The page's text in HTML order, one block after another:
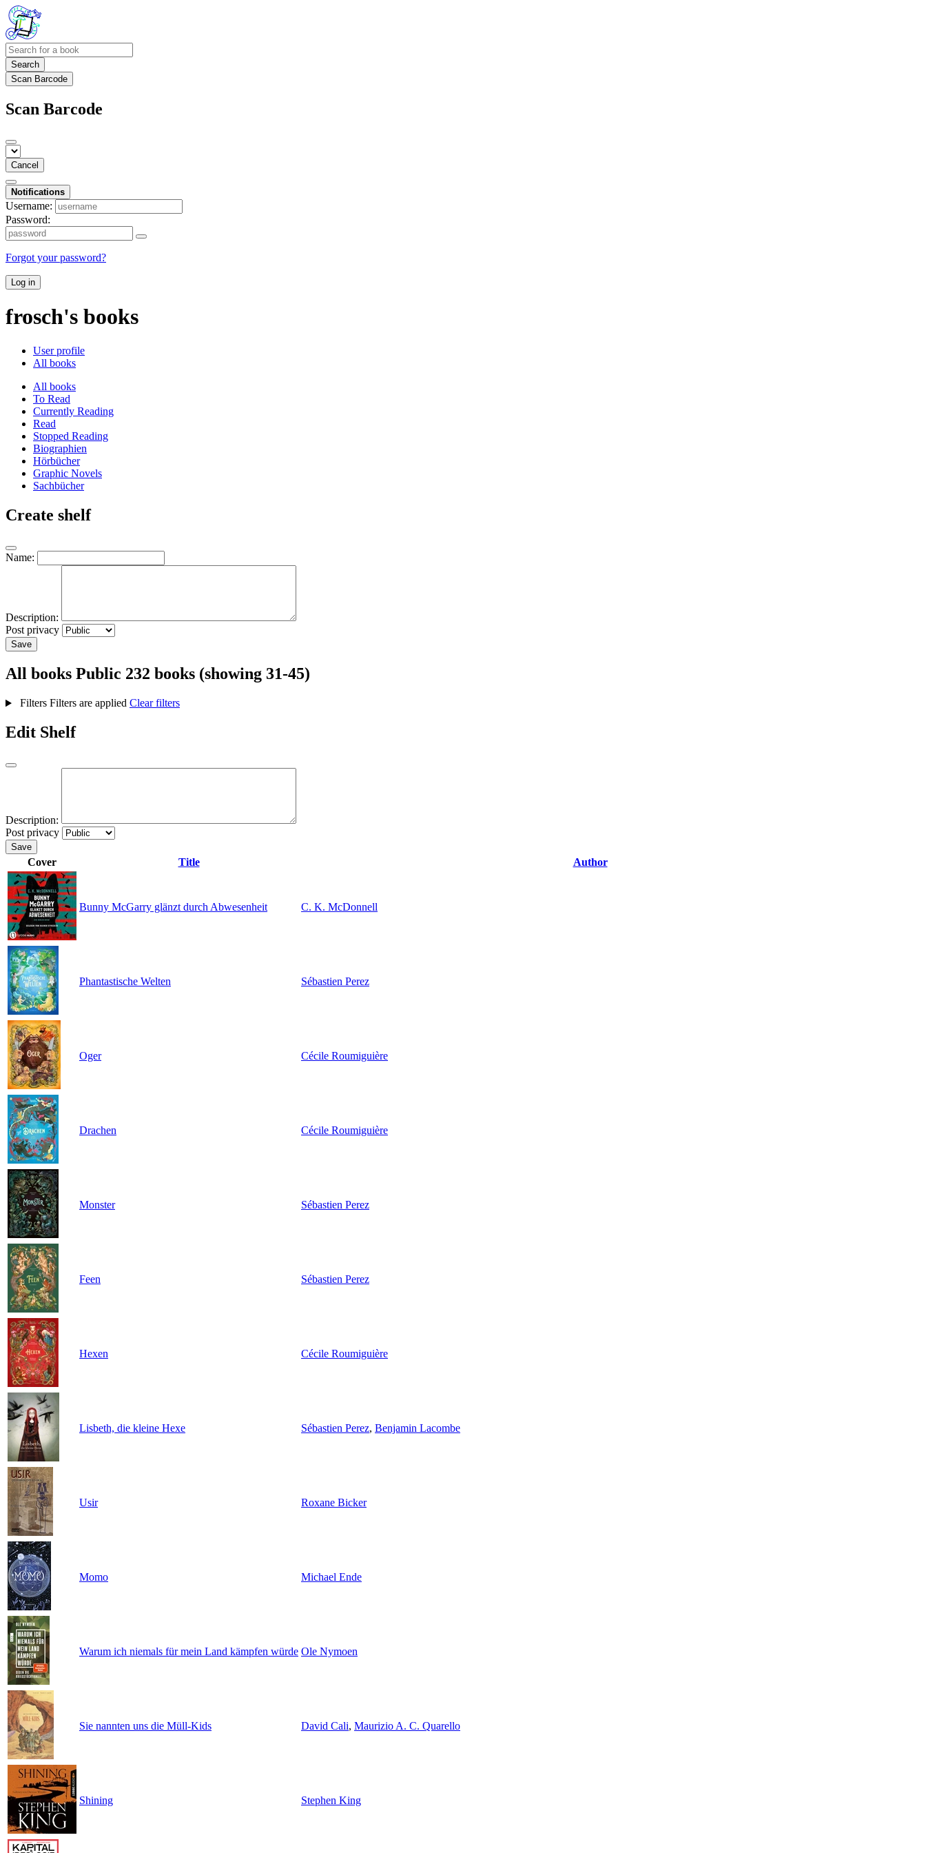
Search
Scan Barcode
Scan Barcode
Cancel
Notifications
Username:
Password:
Forgot your password?
Log in
frosch's books
User profile
All books
All books
To Read
Currently Reading
Read
Stopped Reading
Biographien
Hörbücher
Graphic Novels
Sachbücher
Create shelf
Name:
Description:
Post privacy
Save
All books Public 232 books (showing 31-45)
Filters Filters are applied Clear filters
Edit Shelf
Description:
Post privacy
Save
Cover Title Author
Bunny McGarry glänzt durch Abwesenheit C. K. McDonnell
Phantastische Welten Sébastien Perez
Oger Cécile Roumiguière
Drachen Cécile Roumiguière
Monster Sébastien Perez
Feen Sébastien Perez
Hexen Cécile Roumiguière
Lisbeth, die kleine Hexe Sébastien Perez, Benjamin Lacombe
Usir Roxane Bicker
Momo Michael Ende
Warum ich niemals für mein Land kämpfen würde Ole Nymoen
Sie nannten uns die Müll-Kids David Cali, Maurizio A. C. Quarello
Shining Stephen King